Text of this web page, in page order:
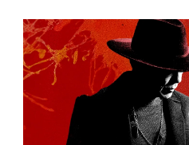
《萍水相逢》，《明天我要
海也是爱》，《风雨无阻》
年》，《我把人生唱成一首
这个页面，